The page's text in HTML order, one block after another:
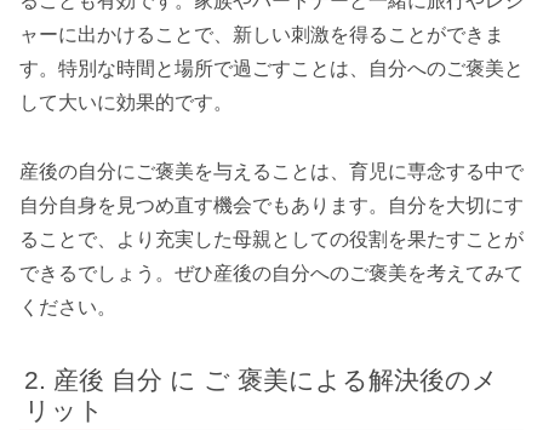
ャーに出かけることで、新しい刺激を得ることができま
す。特別な時間と場所で過ごすことは、自分へのご褒美と
して大いに効果的です。
産後の自分にご褒美を与えることは、育児に専念する中で
自分自身を見つめ直す機会でもあります。自分を大切にす
ることで、より充実した母親としての役割を果たすことが
できるでしょう。ぜひ産後の自分へのご褒美を考えてみて
ください。
産後 自分 に ご 褒美による解決後のメ
リット